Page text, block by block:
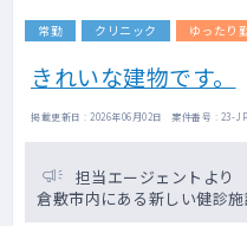
常勤 クリニック ゆったり
きれいな建物です。
掲載更新日 : 2026年06月02日 案件番号 : 23-
担当エージェントより
倉敷市内にある新しい健診施